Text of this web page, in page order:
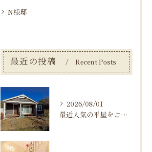
N様邸
最近の投稿 Recent Posts
2026/08/01
最近人気の平屋をご紹介いたします！